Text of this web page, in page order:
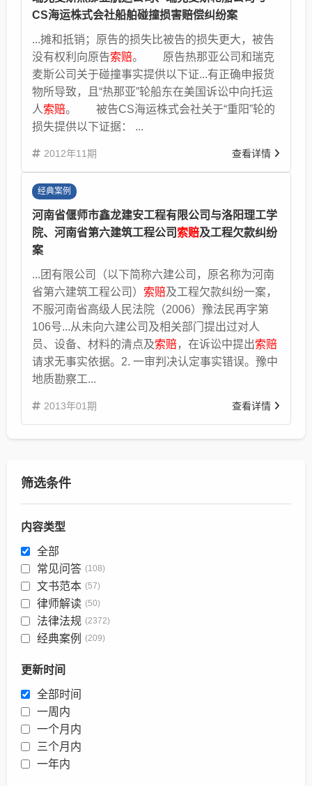
CS海运株式会社船舶碰撞损害赔偿纠纷案
...摊和抵销；原告的损失比被告的损失更大，被告
没有权利向原告索赔。 原告热那亚公司和瑞克
麦斯公司关于碰撞事实提供以下证...有正确申报货
物所导致，且“热那亚”轮船东在美国诉讼中向托运
人索赔。 被告CS海运株式会社关于“重阳”轮的
损失提供以下证据： ...
2012年11期 查看详情
经典案例
河南省偃师市鑫龙建安工程有限公司与洛阳理工学
院、河南省第六建筑工程公司 索赔及工程欠款纠纷
案
...团有限公司（以下简称六建公司，原名称为河南
省第六建筑工程公司） 索赔及工程欠款纠纷一案，
不服河南省高级人民法院（2006）豫法民再字第
106号...从未向六建公司及相关部门提出过对人
员、设备、材料的清点及索赔，在诉讼中提出索赔
请求无事实依据。2. 一审判决认定事实错误。豫中
地质勘察工...
2013年01期 查看详情
筛选条件
内容类型
全部
常见问答 (108)
文书范本 (57)
律师解读 (50)
法律法规 (2372)
经典案例 (209)
更新时间
全部时间
一周内
一个月内
三个月内
一年内